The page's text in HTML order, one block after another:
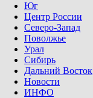
Юг
Центр России
Северо-Запад
Поволжье
Урал
Сибирь
Дальний Восток
Новости
ИНФО